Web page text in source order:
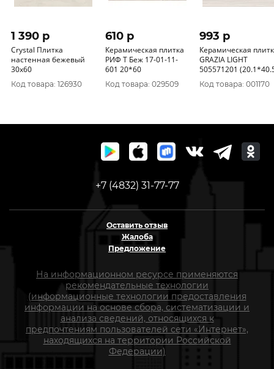
1 390 p
Crystal Плитка
настенная бежевый
30х60
Код товара: 126930
610 p
Керамическая плитка
РИФ Т Беж 17-01-11-
601 20*60
Код товара: 029509
993 p
Керамическая
GRAZIA LIGHT
505571201
Код товара: 001170
+7 (4832) 31-77-77
Оставить отзыв
Жалоба
Предложение
На информационном ресурсе применяются
рекомендательные технологии
(информационные технологии предоставления
информации на основе сбора, систематизации и
анализа сведений, относящихся к
предпочтениям пользователей сети «Интернет»,
находящихся на территории Российской
Федерации)